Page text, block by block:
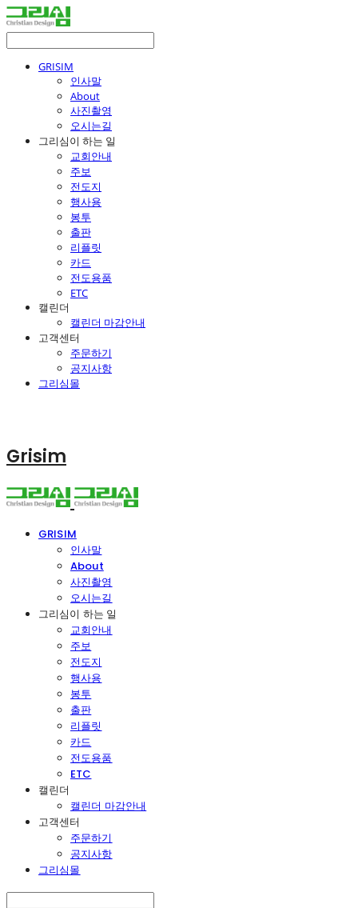
GRISIM
인사말
About
사진촬영
오시는길
그리심이 하는 일
교회안내
주보
전도지
행사용
봉투
출판
리플릿
카드
전도용품
ETC
캘린더
캘린더 마감안내
고객센터
주문하기
공지사항
그리심몰
Grisim
GRISIM
인사말
About
사진촬영
오시는길
그리심이 하는 일
교회안내
주보
전도지
행사용
봉투
출판
리플릿
카드
전도용품
ETC
캘린더
캘린더 마감안내
고객센터
주문하기
공지사항
그리심몰